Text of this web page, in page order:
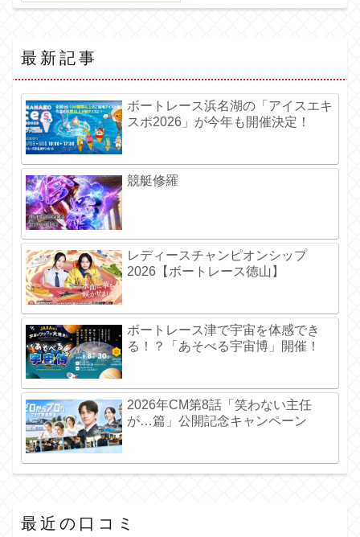
最新記事
ボートレース浜名湖の「アイスエキ
スポ2026」が今年も開催決定！
競艇修羅
レディースチャンピオンシップ
2026【ボートレース徳山】
ボートレース津で宇宙を体感でき
る！？「あそべる宇宙博」開催！
2026年CM第8話「笑わない主任
が…篇」公開記念キャンペーン
最近の口コミ